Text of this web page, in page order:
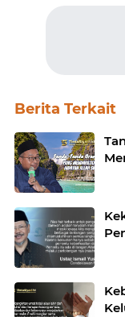
Berita Terkait